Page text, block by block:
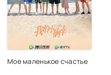
Мое маленькое счастье